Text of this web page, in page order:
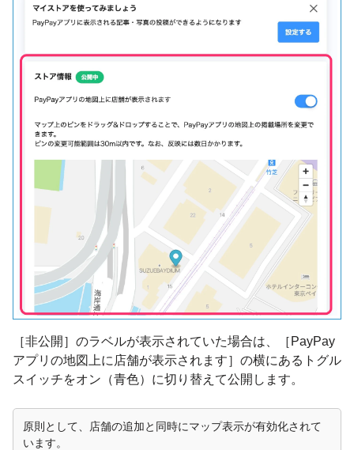
［非公開］のラベルが表示されていた場合は、［PayPay
アプリの地図上に店舗が表示されます］の横にあるトグル
スイッチをオン（青色）に切り替えて公開します。
原則として、店舗の追加と同時にマップ表示が有効化されて
います。